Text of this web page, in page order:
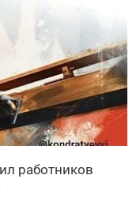
работников